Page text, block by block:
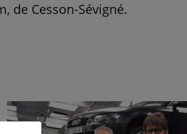
de Cesson-Sévigné.